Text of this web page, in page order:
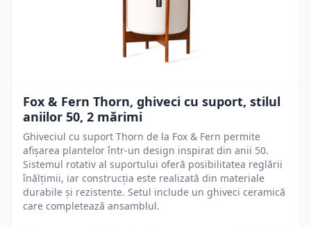
Fox & Fern Thorn, ghiveci cu suport, stilul
aniilor 50, 2 mărimi
Ghiveciul cu suport Thorn de la Fox & Fern permite
afișarea plantelor într-un design inspirat din anii 50.
Sistemul rotativ al suportului oferă posibilitatea reglării
înălțimii, iar construcția este realizată din materiale
durabile și rezistente. Setul include un ghiveci ceramică
care completează ansamblul.